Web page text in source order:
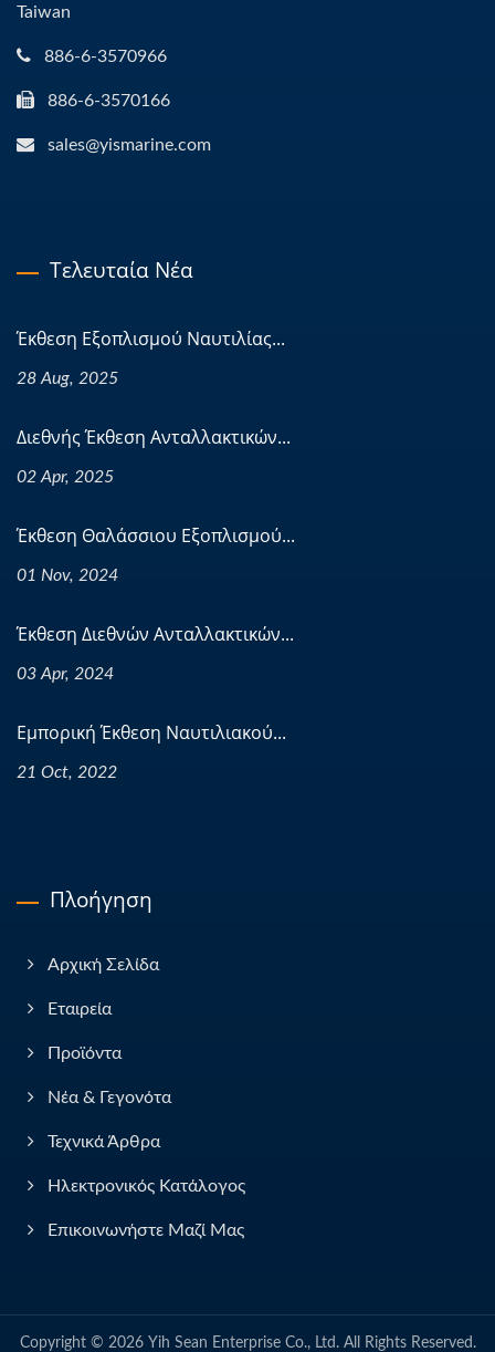
Taiwan
886-6-3570966
886-6-3570166
sales@yismarine.com
Τελευταία Νέα
Έκθεση Εξοπλισμού Ναυτιλίας...
28 Aug, 2025
Διεθνής Έκθεση Ανταλλακτικών...
02 Apr, 2025
Έκθεση Θαλάσσιου Εξοπλισμού...
01 Nov, 2024
Έκθεση Διεθνών Ανταλλακτικών...
03 Apr, 2024
Εμπορική Έκθεση Ναυτιλιακού...
21 Oct, 2022
Πλοήγηση
Αρχική Σελίδα
Εταιρεία
Προϊόντα
Νέα & Γεγονότα
Τεχνικά Άρθρα
Ηλεκτρονικός Κατάλογος
Επικοινωνήστε Μαζί Μας
Copyright © 2026 Yih Sean Enterprise Co., Ltd.All Rights Reserved.